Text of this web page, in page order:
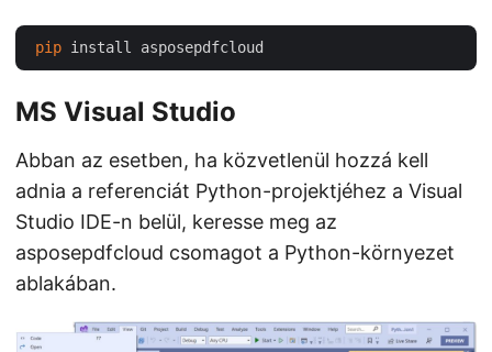
pip
MS Visual Studio
Abban az esetben, ha közvetlenül hozzá kell
adnia a referenciát Python-projektjéhez a Visual
Studio IDE-n belül, keresse meg az
asposepdfcloud csomagot a Python-környezet
ablakában.